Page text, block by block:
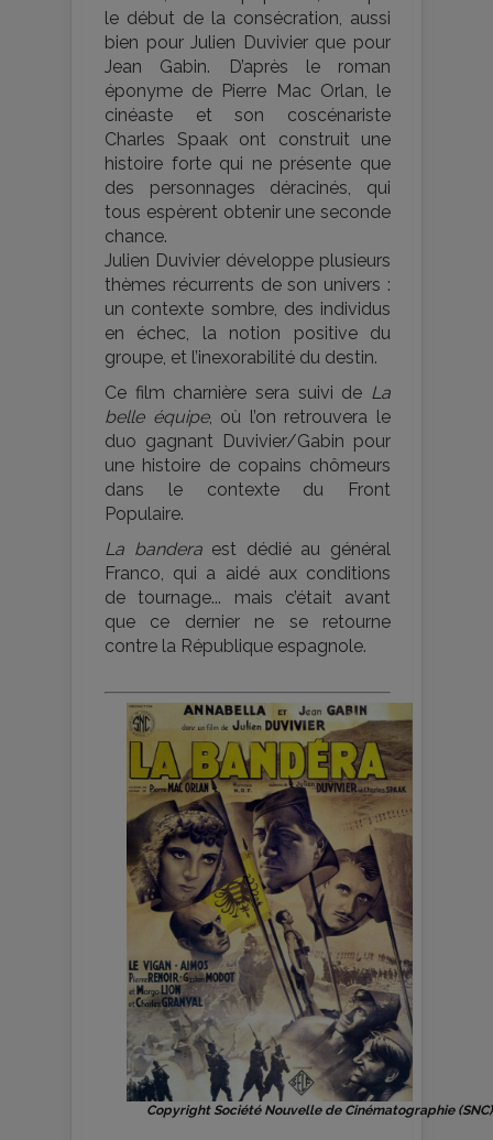
le début de la consécration, aussi
bien pour Julien Duvivier que pour
Jean Gabin. D’après le roman
éponyme de Pierre Mac Orlan, le
cinéaste et son coscénariste
Charles Spaak ont construit une
histoire forte qui ne présente que
des personnages déracinés, qui
tous espèrent obtenir une seconde
chance.
Julien Duvivier développe plusieurs
thèmes récurrents de son univers :
un contexte sombre, des individus
en échec, la notion positive du
groupe, et l’inexorabilité du destin.
Ce film charnière sera suivi de La
belle équipe, où l’on retrouvera le
duo gagnant Duvivier/Gabin pour
une histoire de copains chômeurs
dans le contexte du Front
Populaire.
La banderaest dédié au général
Franco, qui a aidé aux conditions
de tournage... mais c’était avant
que ce dernier ne se retourne
contre la République espagnole.
Copyright Société Nouvelle de Cinématographie (SNC)